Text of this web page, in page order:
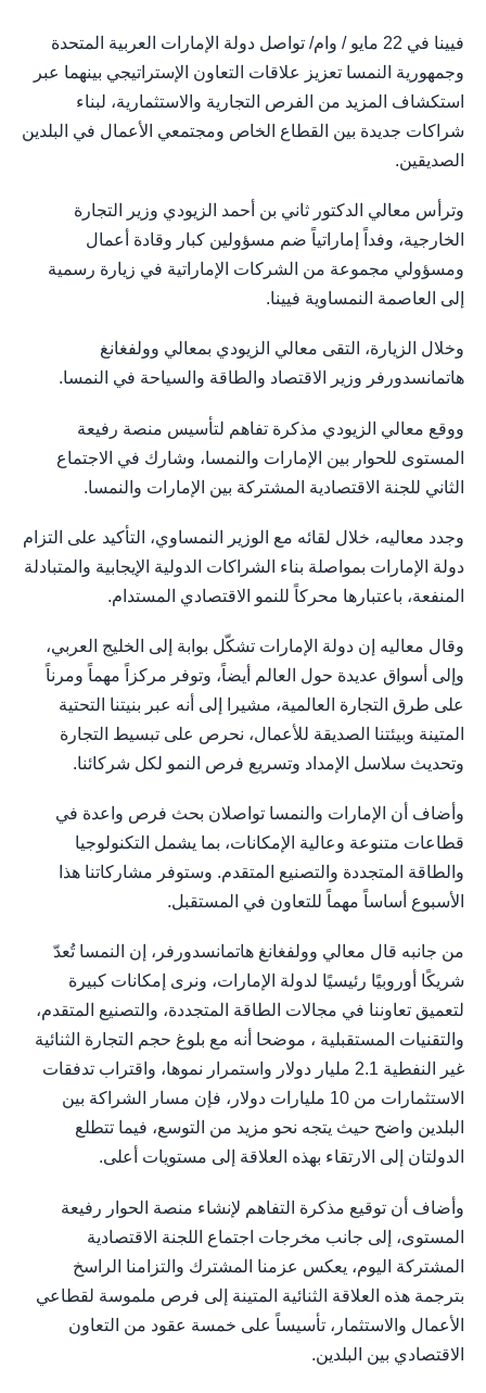
فيينا في 22 مايو / وام/ تواصل دولة الإمارات العربية المتحدة
وجمهورية النمسا تعزيز علاقات التعاون الإستراتيجي بينهما عبر
استكشاف المزيد من الفرص التجارية والاستثمارية، لبناء
شراكات جديدة بين القطاع الخاص ومجتمعي الأعمال في البلدين
الصديقين.
وترأس معالي الدكتور ثاني بن أحمد الزيودي وزير التجارة
الخارجية، وفداً إماراتياً ضم مسؤولين كبار وقادة أعمال
ومسؤولي مجموعة من الشركات الإماراتية في زيارة رسمية
إلى العاصمة النمساوية فيينا.
وخلال الزيارة، التقى معالي الزيودي بمعالي وولفغانغ
هاتمانسدورفر وزير الاقتصاد والطاقة والسياحة في النمسا.
ووقع معالي الزيودي مذكرة تفاهم لتأسيس منصة رفيعة
المستوى للحوار بين الإمارات والنمسا، وشارك في الاجتماع
الثاني للجنة الاقتصادية المشتركة بين الإمارات والنمسا.
وجدد معاليه، خلال لقائه مع الوزير النمساوي، التأكيد على التزام
دولة الإمارات بمواصلة بناء الشراكات الدولية الإيجابية والمتبادلة
المنفعة، باعتبارها محركاً للنمو الاقتصادي المستدام.
وقال معاليه إن دولة الإمارات تشكّل بوابة إلى الخليج العربي،
وإلى أسواق عديدة حول العالم أيضاً، وتوفر مركزاً مهماً ومرناً
على طرق التجارة العالمية، مشيرا إلى أنه عبر بنيتنا التحتية
المتينة وبيئتنا الصديقة للأعمال، نحرص على تبسيط التجارة
وتحديث سلاسل الإمداد وتسريع فرص النمو لكل شركائنا.
وأضاف أن الإمارات والنمسا تواصلان بحث فرص واعدة في
قطاعات متنوعة وعالية الإمكانات، بما يشمل التكنولوجيا
والطاقة المتجددة والتصنيع المتقدم. وستوفر مشاركاتنا هذا
الأسبوع أساساً مهماً للتعاون في المستقبل.
من جانبه قال معالي وولفغانغ هاتمانسدورفر، إن النمسا تُعدّ
شريكًا أوروبيًا رئيسيًا لدولة الإمارات، ونرى إمكانات كبيرة
لتعميق تعاوننا في مجالات الطاقة المتجددة، والتصنيع المتقدم،
والتقنيات المستقبلية ، موضحا أنه مع بلوغ حجم التجارة الثنائية
غير النفطية 2.1 مليار دولار واستمرار نموها، واقتراب تدفقات
الاستثمارات من 10 مليارات دولار، فإن مسار الشراكة بين
البلدين واضح حيث يتجه نحو مزيد من التوسع، فيما تتطلع
الدولتان إلى الارتقاء بهذه العلاقة إلى مستويات أعلى.
وأضاف أن توقيع مذكرة التفاهم لإنشاء منصة الحوار رفيعة
المستوى، إلى جانب مخرجات اجتماع اللجنة الاقتصادية
المشتركة اليوم، يعكس عزمنا المشترك والتزامنا الراسخ
بترجمة هذه العلاقة الثنائية المتينة إلى فرص ملموسة لقطاعي
الأعمال والاستثمار، تأسيساً على خمسة عقود من التعاون
الاقتصادي بين البلدين.